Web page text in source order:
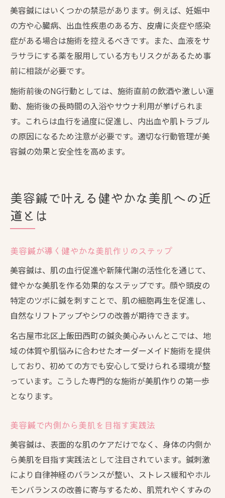
美容鍼にはいくつかの禁忌があります。例えば、妊娠中
の方や心臓病、出血性疾患のある方、皮膚に炎症や感染
症がある場合は施術を控えるべきです。また、血液をサ
ラサラにする薬を服用している方もリスクがあるため事
前に相談が必要です。
施術前後のNG行動としては、施術直前の飲酒や激しい運
動、施術後の長時間の入浴やサウナ利用が挙げられま
す。これらは血行を過度に促進し、内出血や肌トラブル
の原因になるため注意が必要です。適切な行動管理が美
容鍼の効果と安全性を高めます。
美容鍼で叶える健やかな美肌への近
道とは
美容鍼が導く健やかな美肌作りのステップ
美容鍼は、肌の血行促進や新陳代謝の活性化を通じて、
健やかな美肌を作る効果的なステップです。顔や頭皮の
特定のツボに鍼を刺すことで、肌の細胞再生を促進し、
自然なリフトアップやシワの改善が期待できます。
名古屋市北区上飯田西町の鍼灸美心みぃんとこでは、地
域の体質や肌悩みに合わせたオーダーメイド施術を提供
しており、初めての方でも安心して受けられる環境が整
っています。こうした専門的な施術が美肌作りの第一歩
となります。
美容鍼で内側から美肌を目指す実践法
美容鍼は、表面的な肌のケアだけでなく、身体の内側か
ら美肌を目指す実践法として注目されています。鍼刺激
により自律神経のバランスが整い、ストレス緩和やホル
モンバランスの改善に寄与するため、肌荒れやくすみの